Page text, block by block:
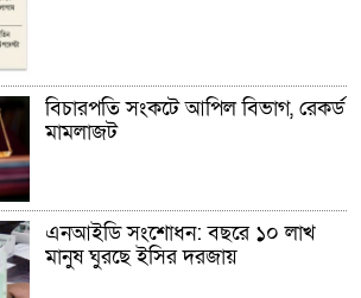
বিচারপতি সংকটে আপিল বিভাগ, রেকর্ড
মামলাজট
এনআইডি সংশোধন: বছরে ১০ লাখ
মানুষ ঘুরছে ইসির দরজায়